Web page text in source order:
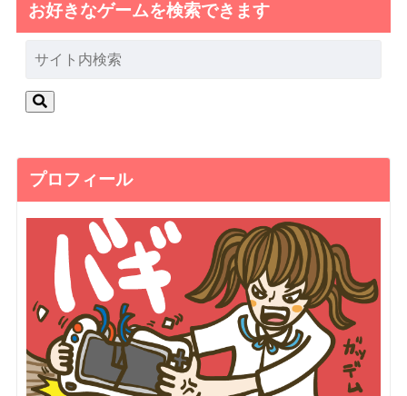
お好きなゲームを検索できます
プロフィール